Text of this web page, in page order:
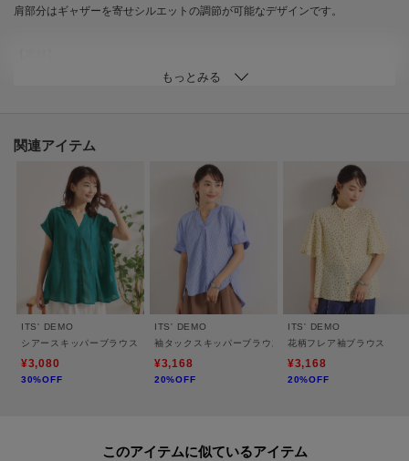
肩部分はギャザーを寄せシルエットの調節が可能なデザインです。
※照明の関係により、実際よりも色味が違って見える場合があります。ま
た、パソコン・スマートフォンなどの環境により、若干製品と画像のカラー
が異なる場合もございます。
----------------------------------------
★お気に入り登録がおすすめ★
▽気になる商品はハートマークをクリック！
・再入荷やセールの通知をお知らせ
▽ブランドのお気に入り登録も！
関連アイテム
ITS' DEMO
シアースキッパーブラウス
¥3,080
30%OFF
ITS' DEMO
袖タックスキッパーブラウス
¥3,168
20%OFF
ITS' DEMO
花柄フレア袖ブラウス
¥3,168
20%OFF
このアイテムに似ているアイテム